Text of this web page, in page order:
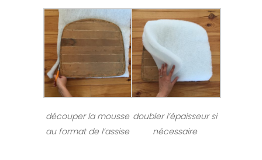
découper la mousse
au format de l’assise
doubler l’épaisseur si
nécessaire